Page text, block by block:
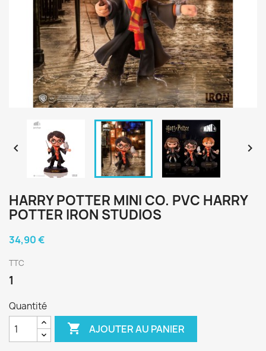
 
HARRY POTTER MINI CO. PVC HARRY
POTTER IRON STUDIOS
34,90 €
TTC
1
Quantité
 AJOUTER AU PANIER